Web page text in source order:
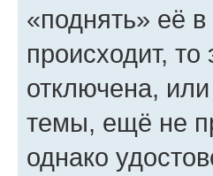
«поднять» её
происходит,
отключена,
темы, ещё не
однако